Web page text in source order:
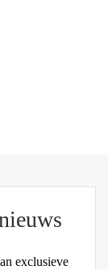
exclusieve